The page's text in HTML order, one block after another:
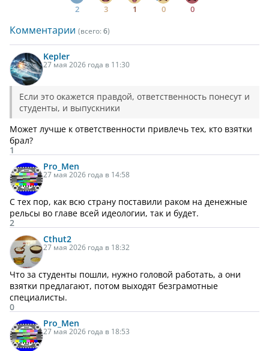
2 3 1 0 0
Комментарии (всего: 6)
Kepler
27 мая 2026 года в 11:30
Если это окажется правдой, ответственность понесут и
студенты, и выпускники
Может лучше к ответственности привлечь тех, кто взятки
брал?
1
Pro_Men
27 мая 2026 года в 14:58
С тех пор, как всю страну поставили раком на денежные
рельсы во главе всей идеологии, так и будет.
2
Cthut2
27 мая 2026 года в 18:32
Что за студенты пошли, нужно головой работать, а они
взятки предлагают, потом выходят безграмотные
специалисты.
0
Pro_Men
27 мая 2026 года в 18:53